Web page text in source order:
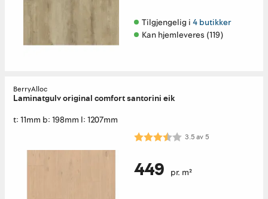
Tilgjengelig i 4 butikker
Kan hjemleveres (119)
BerryAlloc
Laminatgulv original comfort santorini eik
t: 11mm b: 198mm l: 1207mm
Karakter: 3.5 av 5 mulige
3.5av5
449 pr. m²